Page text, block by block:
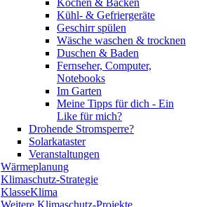
Kochen & Backen
Kühl- & Gefriergeräte
Geschirr spülen
Wäsche waschen & trocknen
Duschen & Baden
Fernseher, Computer,
Notebooks
Im Garten
Meine Tipps für dich - Ein
Like für mich?
Drohende Stromsperre?
Solarkataster
Veranstaltungen
Wärmeplanung
Klimaschutz-Strategie
KlasseKlima
Weitere Klimaschutz-Projekte